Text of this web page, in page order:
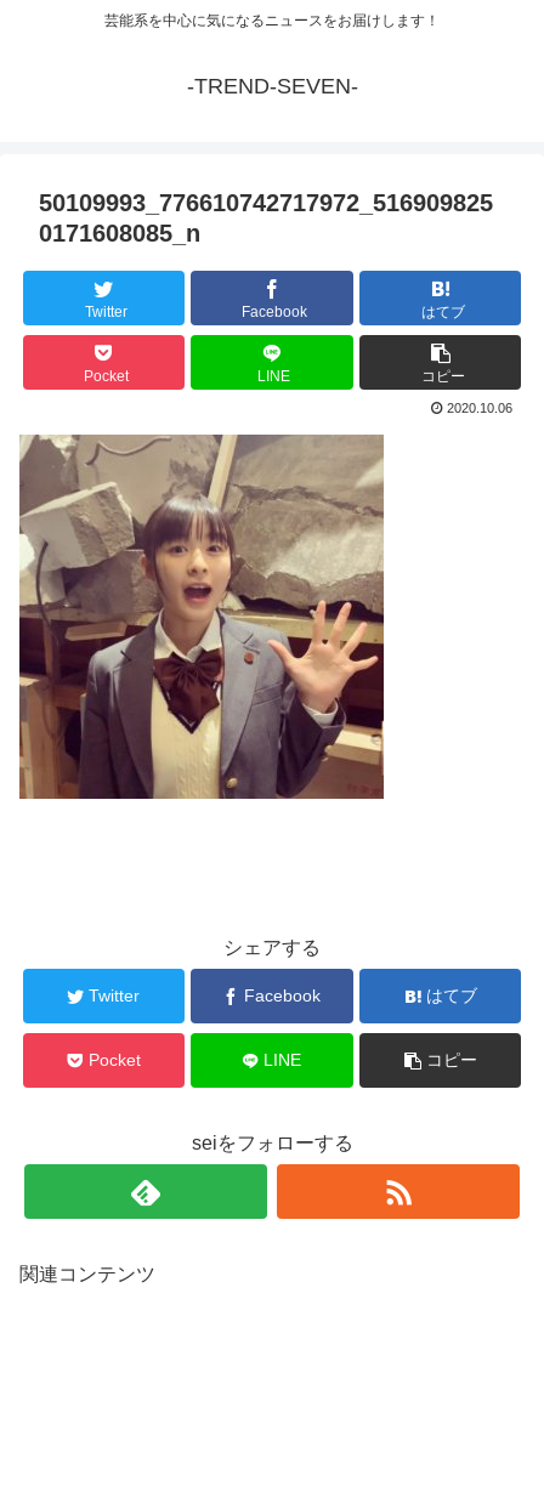
芸能系を中心に気になるニュースをお届けします！
-TREND-SEVEN-
50109993_776610742717972_516909825
0171608085_n
Twitter Facebook はてブ
Pocket LINE コピー
2020.10.06
シェアする
Twitter Facebook はてブ
Pocket LINE コピー
seiをフォローする
関連コンテンツ